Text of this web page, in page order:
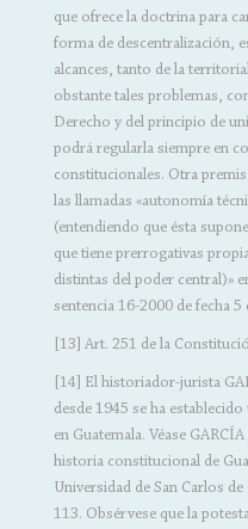
que ofrece la doctrina para
forma de descentralización,
alcances, tanto de la
obstante tales problemas,
Derecho y del principio de
podrá regularla siempre en
constitucionales. Otra
las llamadas «autonomía
(entendiendo que ésta
que tiene prerrogativas
distintas del poder central)»
sentencia 16-2000 de fecha 5
[13] Art. 251 de la
[14] El historiador-jurista
desde 1945 se ha
en Guatemala. Véase
historia constitucional de
Universidad de San Carlos
113. Obsérvese que la